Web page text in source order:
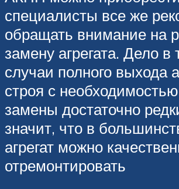
специалисты все же
обращать внимание на
замену агрегата. Дело в
случаи полного выхода
строя с
замены достаточно
значит, что в
агрегат можно
отремонтировать